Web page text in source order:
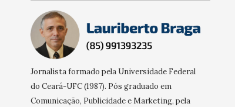
Jornalista formado pela Universidade Federal
do Ceará-UFC (1987). Pós graduado em
Comunicação, Publicidade e Marketing, pela